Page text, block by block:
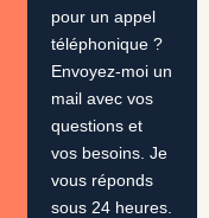
pour un appel
téléphonique ?
Envoyez-moi un
mail avec vos
questions et
vos besoins. Je
vous réponds
sous 24 heures.